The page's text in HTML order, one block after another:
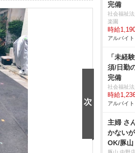
完備
社会福祉
楽園
時給
アルバイ
「未経
須/日勤
完備
社会福祉
時給
アルバイ
主婦 さ
かない
OK/豚山